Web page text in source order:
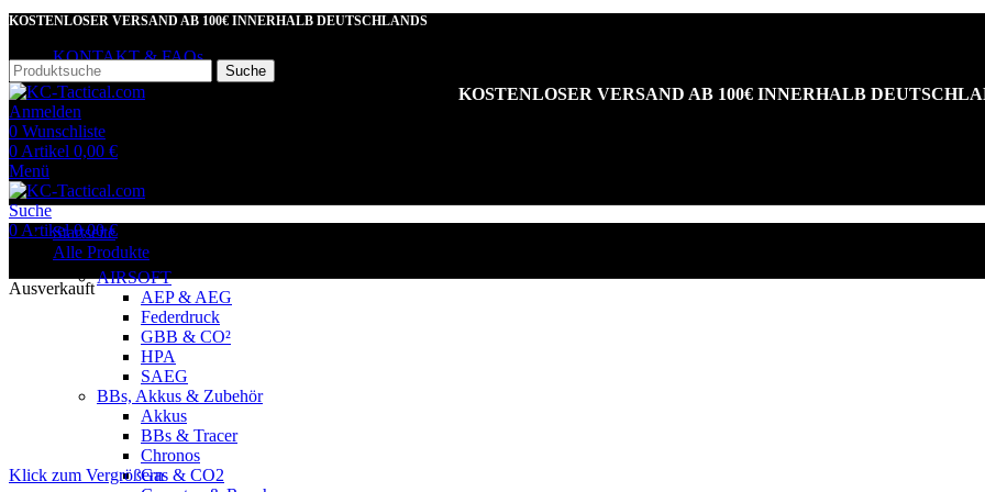
KOSTENLOSER VERSAND AB 100€ INNERHALB DEUTSCHLANDS
KONTAKT & FAQs
KOSTENLOSER VERSAND AB 100€ INNERHALB
Suche
Anmelden
0 Wunschliste
0 Artikel 0,00 €
Menü
Suche
0 Artikel 0,00€
Startseite
Alle Produkte
AIRSOFT
AEP & AEG
Federdruck
GBB & CO²
HPA
SAEG
BBs, Akkus & Zubehör
Akkus
BBs & Tracer
Chronos
Gas & CO2
Ausverkauft
Klick zum Vergrößern